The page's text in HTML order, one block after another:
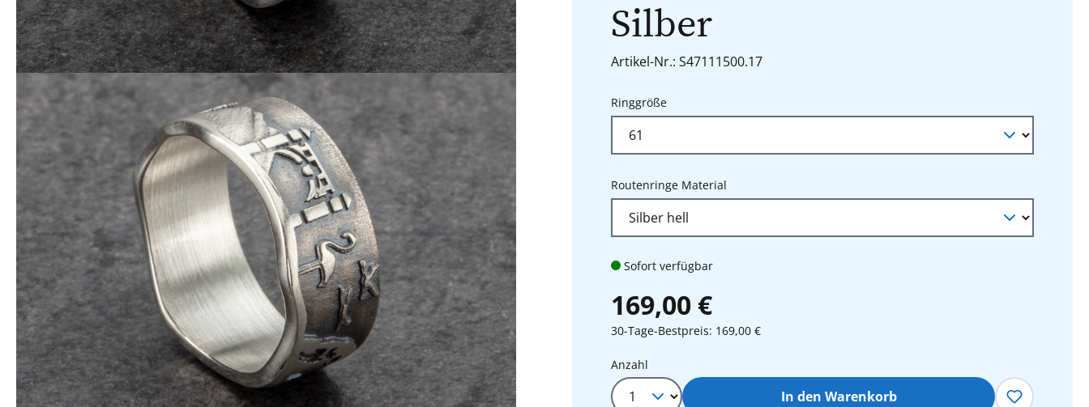
Silber
Artikel-Nr.: S47111500.17
Ringgrößeauswählen
Routenringe Material
Sofort verfügbar
169,00 €
30-Tage-Bestpreis: 169,00 €
Produkt Anzahl: Gib den gewünschten Wert ein
Anzahl
In den Warenkorb